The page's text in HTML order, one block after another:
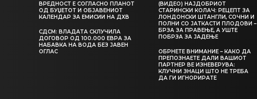
ВРЕДНОСТ Е СОГЛАСНО ПЛАНОТ
ОД БУЏЕТОТ И ОБЈАВЕНИОТ
КАЛЕНДАР ЗА ЕМИСИИ НА ДХВ
СДСМ: ВЛАДАТА СКЛУЧИЛА
ДОГОВОР ОД 100.000 ЕВРА ЗА
НАБАВКА НА ВОДА БЕЗ ЈАВЕН
ОГЛАС
(ВИДЕО) НАЈДОБРИОТ
СТАРИНСКИ КОЛАЧ: РЕЦЕПТ ЗА
ЛОНДОНСКИ ШТАНГЛИ, СОЧНИ И
ПОЛНИ СО ЈАТКАСТИ ПЛОДОВИ –
БРЗА ЗА ПРАВЕЊЕ, А УШТЕ
ПОБРЗА ЗА ЈАДЕЊЕ
ОБРНЕТЕ ВНИМАНИЕ – КАКО ДА
ПРЕПОЗНАЕТЕ ДАЛИ ВАШИОТ
ПАРТНЕР ВЕ ИЗНЕВЕРУВА:
КЛУЧНИ ЗНАЦИ ШТО НЕ ТРЕБА
ДА ГИ ИГНОРИРАТЕ